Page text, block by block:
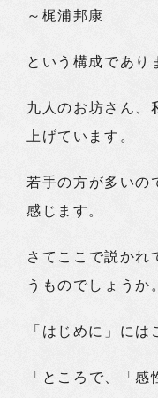
～梶浦邦康
という構成であり
九人のお坊さん、
上げています。
若手の方が多いの
感じます。
さてここで説かれ
うものでしょうか。
「はじめに」には
「ところで、「